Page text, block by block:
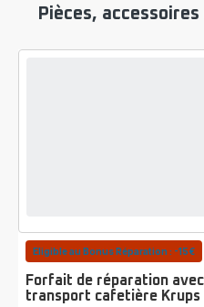
Pièces,
Eligible au Bonus Réparation : -15€
Forfait de réparation avec
transport cafetière Krups